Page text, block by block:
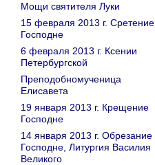
Мощи святителя Луки
15 февраля 2013 г. Сретение
Господне
6 февраля 2013 г. Ксении
Петербургской
Преподобномученица
Елисавета
19 января 2013 г. Крещение
Господне
14 января 2013 г. Обрезание
Господне, Литургия Василия
Великого